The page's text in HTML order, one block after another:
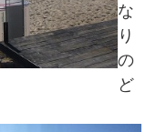
な
り
の
ど